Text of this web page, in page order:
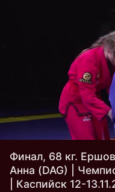
Финал, 68 кг.
Анна (DAG) |
| Каспийск 12-